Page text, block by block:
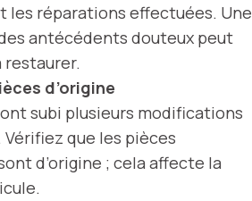
les réparations effectuées. Une
antécédents douteux peut
d’origine
subi plusieurs modifications
Vérifiez que les pièces
d’origine ; cela affecte la